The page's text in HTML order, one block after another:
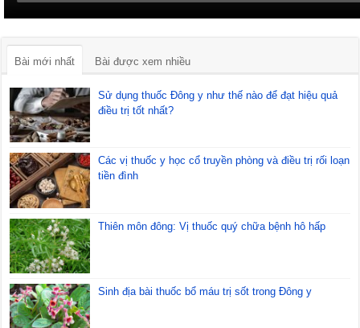
Bài mới nhất Bài được xem nhiều
Sử dụng thuốc Đông y như thế nào để đạt hiệu quả
điều trị tốt nhất?
Các vị thuốc y học cổ truyền phòng và điều trị rối loạn
tiền đình
Thiên môn đông: Vị thuốc quý chữa bệnh hô hấp
Sinh địa bài thuốc bổ máu trị sốt trong Đông y